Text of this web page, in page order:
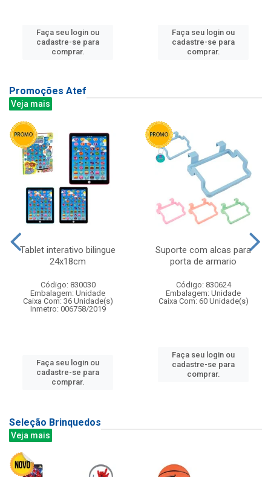
Faça seu login ou
cadastre-se para
comprar.
Faça seu login ou
cadastre-se para
comprar.
Promoções Atef
Veja mais
Tablet interativo bilingue
24x18cm
Código: 830030
Embalagem: Unidade
Caixa Com: 36 Unidade(s)
Inmetro: 006758/2019
Faça seu login ou
cadastre-se para
comprar.
Suporte com alcas para
porta de armario
Código: 830624
Embalagem: Unidade
Caixa Com: 60 Unidade(s)
Faça seu login ou
cadastre-se para
comprar.
Seleção Brinquedos
Veja mais